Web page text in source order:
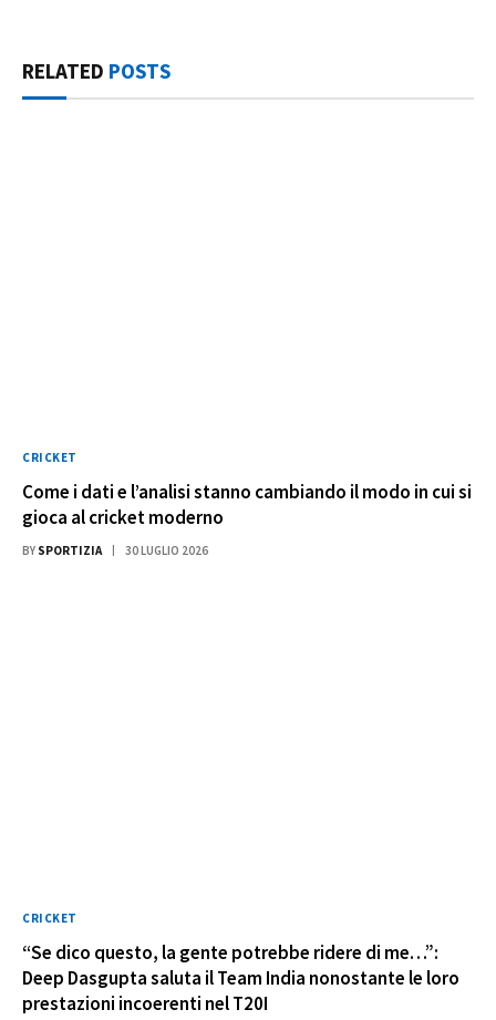
RELATED POSTS
CRICKET
Come i dati e l’analisi stanno cambiando il modo in cui si
gioca al cricket moderno
BY SPORTIZIA 30 LUGLIO 2026
CRICKET
“Se dico questo, la gente potrebbe ridere di me…”:
Deep Dasgupta saluta il Team India nonostante le loro
prestazioni incoerenti nel T20I